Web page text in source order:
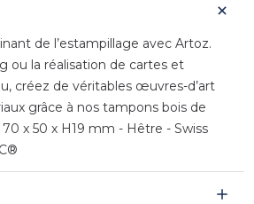
de l’estampillage avec Artoz.
ou la réalisation de cartes et
créez de véritables œuvres-d’art
grâce à nos tampons bois de
x 50 x H19 mm - Hêtre - Swiss